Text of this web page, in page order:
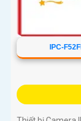
IPC-